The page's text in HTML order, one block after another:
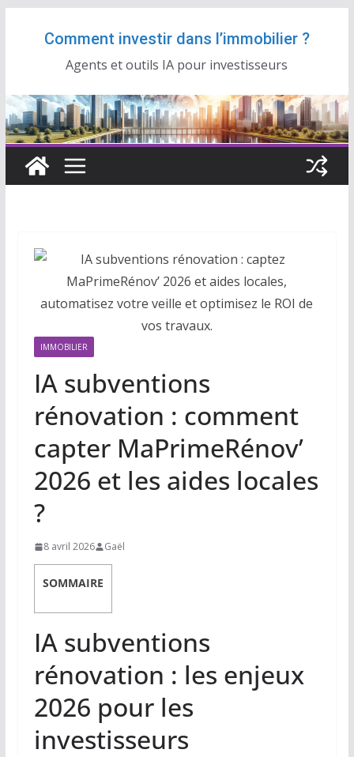
Comment investir dans l’immobilier ?
Agents et outils IA pour investisseurs
IMMOBILIER
IA subventions
rénovation : comment
capter MaPrimeRénov’
2026 et les aides locales
?
8 avril 2026 Gaël
SOMMAIRE
IA subventions
rénovation : les enjeux
2026 pour les
investisseurs